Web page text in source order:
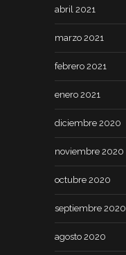
abril 2021
marzo 2021
febrero 2021
enero 2021
diciembre 2020
noviembre 2020
octubre 2020
septiembre 2020
agosto 2020